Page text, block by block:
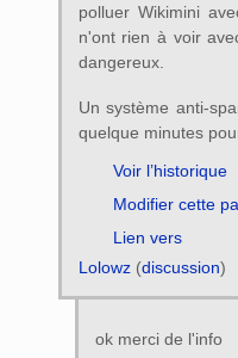
polluer Wikimini
n'ont rien à voir
dangereux.
Un système anti-
quelque minutes
Voir l’historique
Modifier cette
Lien vers
Lolowz(discussion)
ok merci de l'info